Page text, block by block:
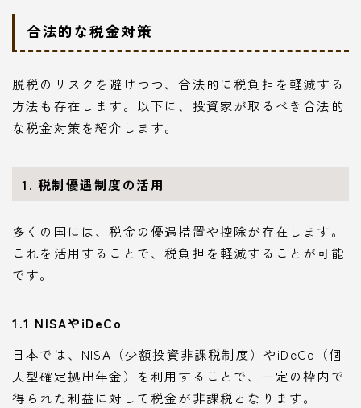
合法的な税金対策
脱税のリスクを避けつつ、合法的に税負担を軽減する
方法も存在します。以下に、投資家が取るべき合法的
な税金対策を紹介します。
1. 税制優遇制度の活用
多くの国には、税金の優遇措置や控除が存在します。
これを活用することで、税負担を軽減することが可能
です。
1.1 NISAやiDeCo
日本では、NISA（少額投資非課税制度）やiDeCo（個
人型確定拠出年金）を利用することで、一定の枠内で
得られた利益に対して税金が非課税となります。